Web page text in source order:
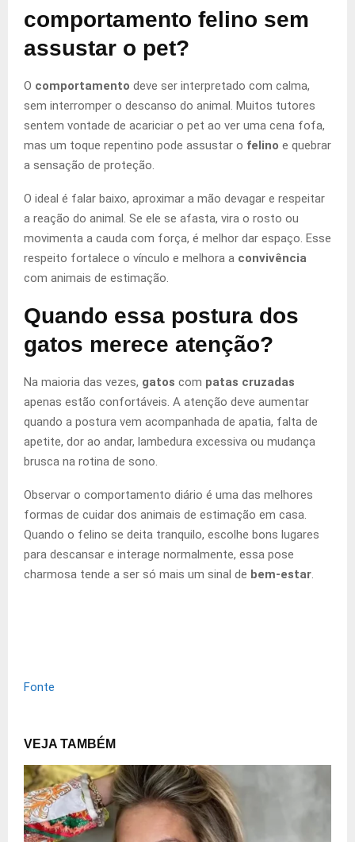
comportamento felino sem
assustar o pet?
O comportamento deve ser interpretado com calma,
sem interromper o descanso do animal. Muitos tutores
sentem vontade de acariciar o pet ao ver uma cena fofa,
mas um toque repentino pode assustar o felino e quebrar
a sensação de proteção.
O ideal é falar baixo, aproximar a mão devagar e respeitar
a reação do animal. Se ele se afasta, vira o rosto ou
movimenta a cauda com força, é melhor dar espaço. Esse
respeito fortalece o vínculo e melhora a convivência
com animais de estimação.
Quando essa postura dos
gatos merece atenção?
Na maioria das vezes, gatos com patas cruzadas
apenas estão confortáveis. A atenção deve aumentar
quando a postura vem acompanhada de apatia, falta de
apetite, dor ao andar, lambedura excessiva ou mudança
brusca na rotina de sono.
Observar o comportamento diário é uma das melhores
formas de cuidar dos animais de estimação em casa.
Quando o felino se deita tranquilo, escolhe bons lugares
para descansar e interage normalmente, essa pose
charmosa tende a ser só mais um sinal de bem-estar.
Fonte
VEJA TAMBÉM